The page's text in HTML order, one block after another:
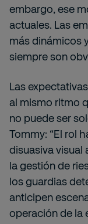
embargo, ese
actuales. Las
más dinámicos
siempre son
Las
al mismo ritmo
no puede ser
Tommy: “El rol
disuasiva visual
la gestión de
los guardias
anticipen
operación de la